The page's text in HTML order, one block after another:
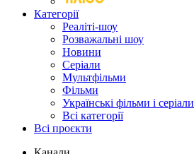
Категорії
Реаліті-шоу
Розважальні шоу
Новини
Серіали
Мультфільми
Фільми
Українські фільми і серіали
Всі категорії
Всі проєкти